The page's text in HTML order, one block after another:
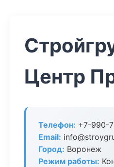
Центр
Телефон: +7-990-
Email:
Город: Воронеж
Режим работы: